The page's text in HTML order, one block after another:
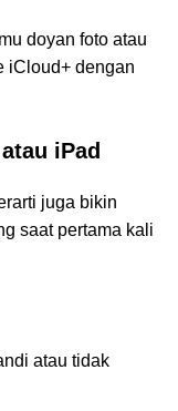
doyan foto atau
iCloud+ dengan
iPad
juga bikin
saat pertama kali
atau tidak